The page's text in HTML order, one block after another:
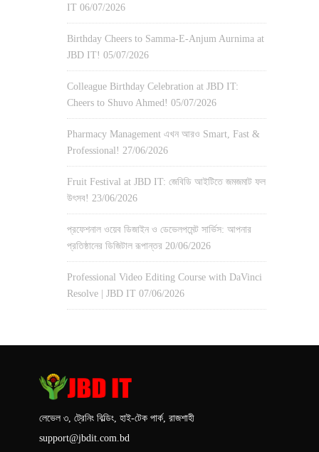
IT 06/07/2026
Birthday Cheers to Samma-E-Anjum Aurnima at
JBD IT! 05/07/2026
Colleague Birthday Celebration at JBD IT:
Cheers to Shuvo Ahmed! 05/07/2026
Pharmacy Management এখন আরও Smart, Fast &
Professional! 27/06/2026
Fruit Festival at JBD IT: জেবিডি আইটিতে জমজমাট ফল
উৎসব! 23/06/2026
প্রফেশনাল ওয়েব ডিজাইন ও ডেভেলপমেন্ট সার্ভিস: আপনার
প্রতিষ্ঠানের ডিজিটাল রূপান্তর 20/06/2026
Professional Video Editing Course with DaVinci
Resolve | JBD IT 07/06/2026
লেভেল ৩, ট্রেনিং বিল্ডিং, হাই-টেক পার্ক, রাজশাহী
support@jbdit.com.bd